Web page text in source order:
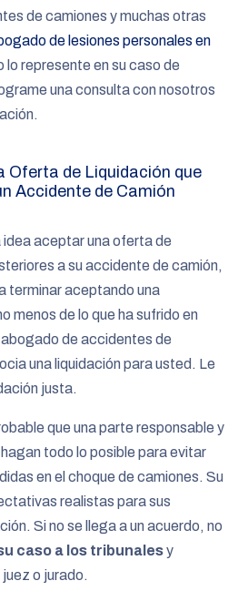
de camiones y muchas otras
de lesiones personales en
lo represente en su caso de
una consulta con nosotros
Oferta de Liquidación que
Accidente de Camión
idea aceptar una oferta de
a su accidente de camión,
terminar aceptando una
menos de lo que ha sufrido en
de accidentes de
una liquidación para usted. Le
justa.
que una parte responsable y
todo lo posible para evitar
en el choque de camiones. Su
realistas para sus
Si no se llega a un acuerdo, no
caso a los tribunalesy
o jurado.